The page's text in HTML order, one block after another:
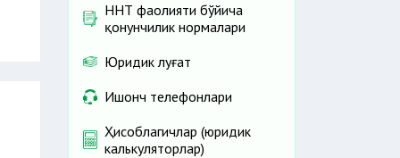
ННТ фаолияти бўйича
қонунчилик нормалари
Юридик луғат
Ишонч телефонлари
Ҳисоблагичлар (юридик
калькуляторлар)